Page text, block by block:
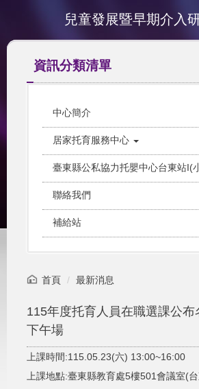
主
兒童發展暨早期介入
資訊分類清單
中心簡介
居家托育服務中心
臺東縣公私協力托嬰中心台東站I(
聯絡我們
補給站
首頁 最新消息
115年度托育人員在職選課公
下午場
上課時間:115.05.23(六) 13:00~16:00
上課地點:臺東縣教育處5樓501會議室(